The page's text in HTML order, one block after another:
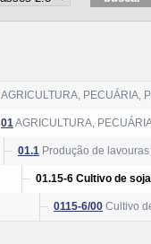
AGRICULTURA, PECUÁRIA,
01AGRICULTURA,
01.1 Produção de
01.15-6 Cultivo de soja
0115-6/00 Cultivo